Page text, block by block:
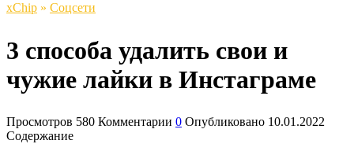
xСhip » Соцсети
3 способа удалить свои и
чужие лайки в Инстаграме
Просмотров 580 Комментарии 0 Опубликовано 10.01.2022
Содержание